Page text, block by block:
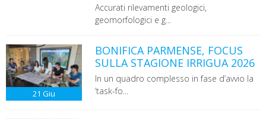
Accurati rilevamenti geologici,
geomorfologici e g...
21 Giu
BONIFICA PARMENSE, FOCUS
SULLA STAGIONE IRRIGUA 2026
In un quadro complesso in fase d’avvio la
‘task-fo...